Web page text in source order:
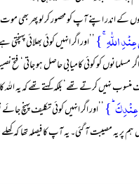
کے اندر اپنے آپ کو محصور کر لو پھر بھی
اللّٰہِ ۚ} ’’اور اگر انہیں کوئی بھلائی
مسلمانوں کو کوئی کامیابی حاصل ہو جاتی‘
نہیں کرتے تھے‘ بلکہ کہتے تھے کہ یہ
عِنۡدِکَ ؕ} ’’اور اگر انہیں کوئی تکلیف
پر یہ مصیبت آ گئی۔ یہ آپ کا فیصلہ تھا کہ